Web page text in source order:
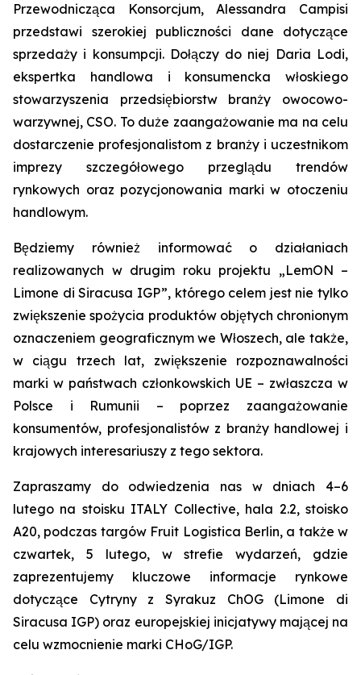
Przewodnicząca Konsorcjum, Alessandra Campisi
przedstawi szerokiej publiczności dane dotyczące
sprzedaży i konsumpcji. Dołączy do niej Daria Lodi,
ekspertka handlowa i konsumencka włoskiego
stowarzyszenia przedsiębiorstw branży owocowo-
warzywnej, CSO. To duże zaangażowanie ma na celu
dostarczenie profesjonalistom z branży i uczestnikom
imprezy szczegółowego przeglądu trendów
rynkowych oraz pozycjonowania marki w otoczeniu
handlowym.
Będziemy również informować o działaniach
realizowanych w drugim roku projektu „LemON –
Limone di Siracusa IGP”, którego celem jest nie tylko
zwiększenie spożycia produktów objętych chronionym
oznaczeniem geograficznym we Włoszech, ale także,
w ciągu trzech lat, zwiększenie rozpoznawalności
marki w państwach członkowskich UE – zwłaszcza w
Polsce i Rumunii – poprzez zaangażowanie
konsumentów, profesjonalistów z branży handlowej i
krajowych interesariuszy z tego sektora.
Zapraszamy do odwiedzenia nas w dniach 4–6
lutego na stoisku ITALY Collective, hala 2.2, stoisko
A20, podczas targów Fruit Logistica Berlin, a także w
czwartek, 5 lutego, w strefie wydarzeń, gdzie
zaprezentujemy kluczowe informacje rynkowe
dotyczące Cytryny z Syrakuz ChOG (Limone di
Siracusa IGP) oraz europejskiej inicjatywy mającej na
celu wzmocnienie marki CHoG/IGP.